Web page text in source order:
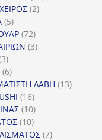
22
55
προϊόντα
7272
προϊόντα
33
33
προϊόντα
66
προϊόνταΛΑΒΗ 1313
1616
προϊόντα
1010
προϊόντα
1010
προϊόντα
77